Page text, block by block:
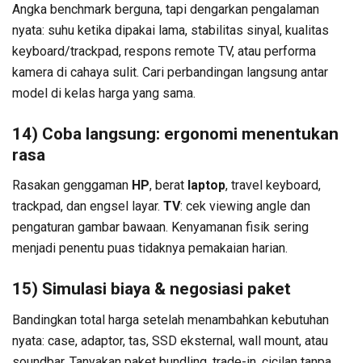
Angka benchmark berguna, tapi dengarkan pengalaman
nyata: suhu ketika dipakai lama, stabilitas sinyal, kualitas
keyboard/trackpad, respons remote TV, atau performa
kamera di cahaya sulit. Cari perbandingan langsung antar
model di kelas harga yang sama.
14) Coba langsung: ergonomi menentukan
rasa
Rasakan genggaman HP, berat laptop, travel keyboard,
trackpad, dan engsel layar. TV: cek viewing angle dan
pengaturan gambar bawaan. Kenyamanan fisik sering
menjadi penentu puas tidaknya pemakaian harian.
15) Simulasi biaya & negosiasi paket
Bandingkan total harga setelah menambahkan kebutuhan
nyata: case, adaptor, tas, SSD eksternal, wall mount, atau